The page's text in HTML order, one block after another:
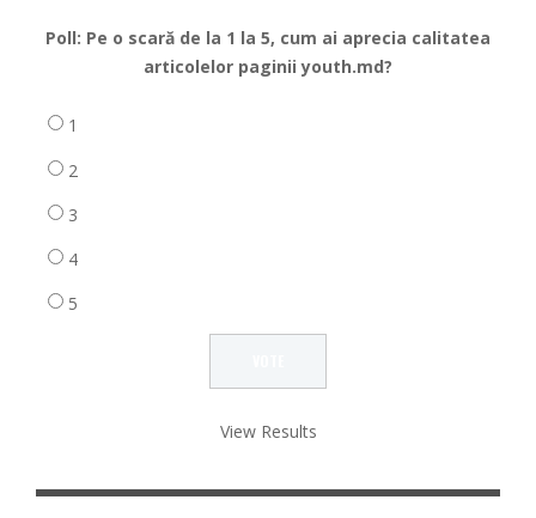
Poll: Pe o scară de la 1 la 5, cum ai aprecia calitatea
articolelor paginii youth.md?
1
2
3
4
5
View Results